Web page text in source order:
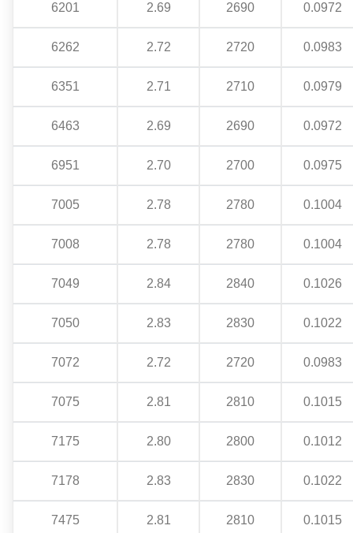
6201 2.69 2690 0.0972
6262 2.72 2720 0.0983
6351 2.71 2710 0.0979
6463 2.69 2690 0.0972
6951 2.70 2700 0.0975
7005 2.78 2780 0.1004
7008 2.78 2780 0.1004
7049 2.84 2840 0.1026
7050 2.83 2830 0.1022
7072 2.72 2720 0.0983
7075 2.81 2810 0.1015
7175 2.80 2800 0.1012
7178 2.83 2830 0.1022
7475 2.81 2810 0.1015